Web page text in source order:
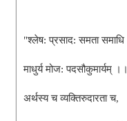
"श्लेष: प्रसाद: समता समाधि
माधुर्य मोज: पदसौकुमार्यम् ।।
अर्थस्य च व्यक्तिरुदारता च,